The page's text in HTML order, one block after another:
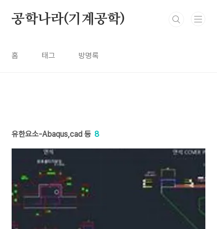
공학나라(기계공학)
홈 태그 방명록
유한요소-Abaqus,cad 등 8